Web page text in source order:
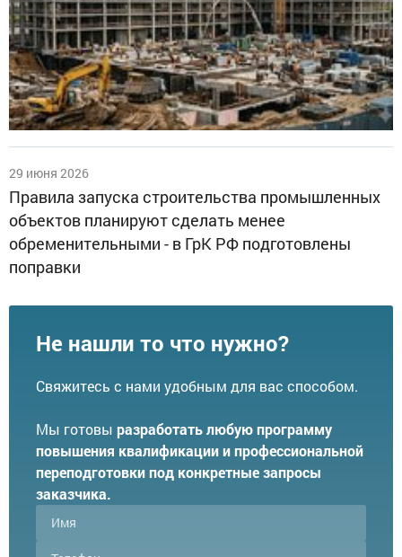
29 июня 2026
Правила запуска строительства промышленных
объектов планируют сделать менее
обременительными - в ГрК РФ подготовлены
поправки
Не нашли то что нужно?
Свяжитесь с нами удобным для вас способом.
Мы готовы разработать любую программу
повышения квалификации и профессиональной
переподготовки под конкретные запросы
заказчика.